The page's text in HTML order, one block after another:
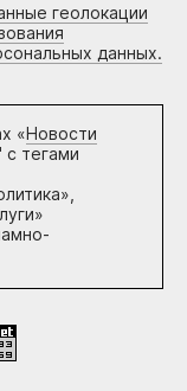
геолокации
данных.
«Новости
с тегами